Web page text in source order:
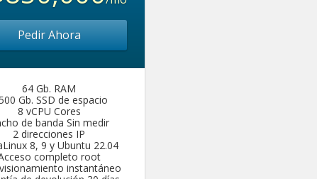
Pedir Ahora
64 Gb. RAM
Gb. SSD de espacio
8 vCPU Cores
de banda Sin medir
2 direcciones IP
8, 9 y Ubuntu 22.04
completo root
instantáneo